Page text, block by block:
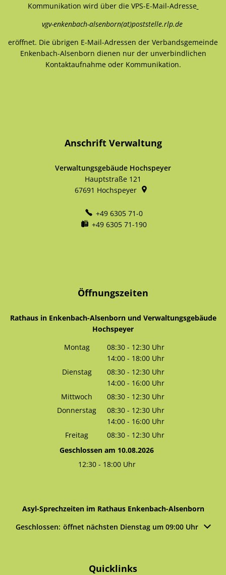
Kommunikation wird über die VPS-E-Mail-Adresse
vgv-enkenbach-alsenborn(at)poststelle.rlp.de
eröffnet. Die übrigen E-Mail-Adressen der Verbandsgemeinde
Enkenbach-Alsenborn dienen nur der unverbindlichen
Kontaktaufnahme oder Kommunikation.
Anschrift Verwaltung
Verwaltungsgebäude Hochspeyer
Hauptstraße 121
67691 Hochspeyer
+49 6305 71-0
+49 6305 71-190
Öffnungszeiten
Rathaus in Enkenbach-Alsenborn und Verwaltungsgebäude
Hochspeyer
Montag
08:30 - 12:30 Uhr
Von 08:30 bis 12:30 Uhr
14:00 - 18:00 Uhr
Von 14:00 bis 18:00 Uhr
Dienstag 08:30 - 12:30 Uhr
Von 08:30 bis 12:30 Uhr
14:00 - 16:00 Uhr
Von 14:00 bis 16:00 Uhr
Mittwoch 08:30 - 12:30 Uhr
Von 08:30 bis 12:30 Uhr
Donnerstag 08:30 - 12:30 Uhr
Von 08:30 bis 12:30 Uhr
14:00 - 16:00 Uhr
Von 14:00 bis 16:00 Uhr
Freitag 08:30 - 12:30 Uhr
Von 08:30 bis 12:30 Uhr
Geschlossen am 10.08.2026
12:30- 18:00Uhr
Asyl-Sprechzeiten im Rathaus Enkenbach-Alsenborn
Klicken, um weitere Öffnungs- oder Schließzeiten
Geschlossen: öffnet nächsten Dienstag um 09:00 Uhr
Quicklinks